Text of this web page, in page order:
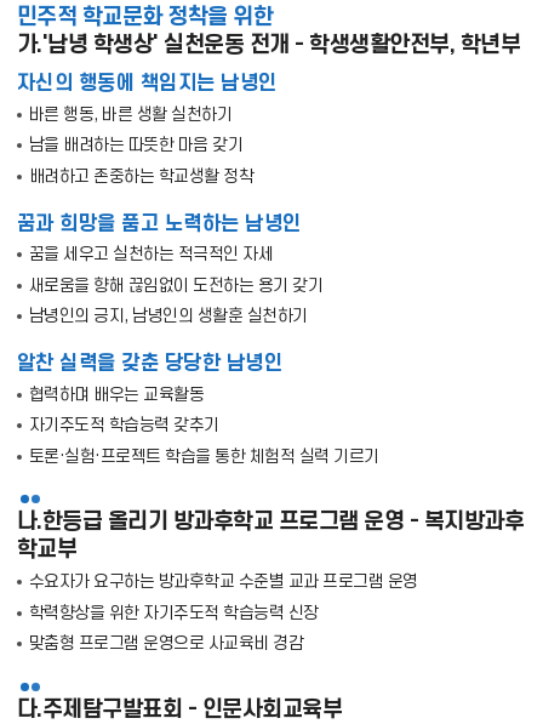
민주적 학교문화 정착을 위한
가.'남녕 학생상' 실천운동 전개 - 학생생활안전부, 학년부
자신의 행동에 책임지는 남녕인
바른 행동, 바른 생활 실천하기
남을 배려하는 따뜻한 마음 갖기
배려하고 존중하는 학교생활 정착
꿈과 희망을 품고 노력하는 남녕인
꿈을 세우고 실천하는 적극적인 자세
새로움을 향해 끊임없이 도전하는 용기 갖기
남녕인의 긍지, 남녕인의 생활훈 실천하기
알찬 실력을 갖춘 당당한 남녕인
협력하며 배우는 교육활동
자기주도적 학습능력 갖추기
토론·실험·프로젝트 학습을 통한 체험적 실력 기르기
나.한등급 올리기 방과후학교 프로그램 운영 - 복지방과후
학교부
수요자가 요구하는 방과후학교 수준별 교과 프로그램 운영
학력향상을 위한 자기주도적 학습능력 신장
맞춤형 프로그램 운영으로 사교육비 경감
다.주제탐구발표회 - 인문사회교육부